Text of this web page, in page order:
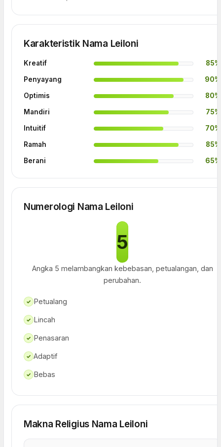
Karakteristik Nama Leiloni
Kreatif 85%
Penyayang 90%
Optimis 80%
Mandiri 75%
Intuitif 70%
Ramah 85%
Berani 65%
Numerologi Nama Leiloni
5
Angka 5 melambangkan kebebasan, petualangan, dan
perubahan.
✓ Petualang
✓ Lincah
✓ Penasaran
✓ Adaptif
✓ Bebas
Makna Religius Nama Leiloni